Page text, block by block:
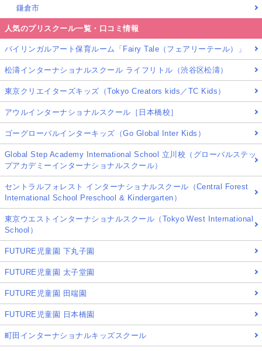
鎌倉市
人気のプリスクール一覧・口コミ情報
バイリンガルアート保育ルーム「Fairy Tale（フェアリーテール）」
松濤インターナショナルスクール ライフリトル（渋谷区松濤）
東京クリエイターズキッズ（Tokyo Creators kids／TC Kids）
アウルインターナショナルスクール［日本橋校］
ゴーグローバルインターキッズ（Go Global Inter Kids）
Global Step Academy International School 立川校（グローバルステッ
プアカデミーインターナショナルスクール）
セントラルフォレスト インターナショナルスクール（Central Forest
International School Preschool & Kindergarten）
東京ウエストインターナショナルスクール（Tokyo West International
School）
FUTURE児童園 下丸子園
FUTURE児童園 太子堂園
FUTURE児童園 田端園
FUTURE児童園 日本橋園
町田インターナショナルキッズスクール